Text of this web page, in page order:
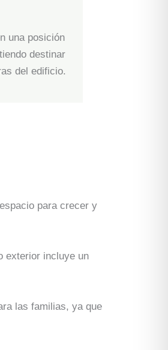
una posición
destinar
del edificio.
para crecer y
exterior incluye un
las familias, ya que